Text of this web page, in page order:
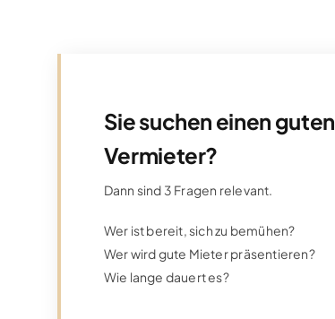
Sie suchen einen guten
Vermieter?
Dann sind 3 Fragen relevant.
Wer ist bereit, sich zu bemühen?
Wer wird gute Mieter präsentieren?
Wie lange dauert es?